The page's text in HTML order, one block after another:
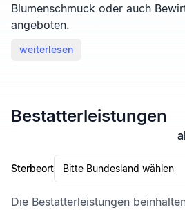
Blumenschmuck oder auch
angeboten.
weiterlesen
Bestatterleistungen
Sterbeort Bitte Bundesland wählen
Die Bestatterleistungen